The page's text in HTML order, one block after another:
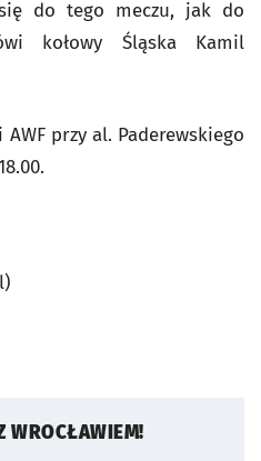
do tego meczu, jak do
kołowy Śląska Kamil
przy al. Paderewskiego
WROCŁAWIEM!